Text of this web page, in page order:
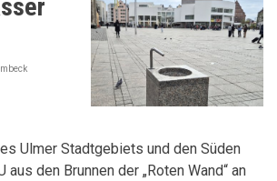
Ulmer Stadtgebiets und den Süden
den Brunnen der „Roten Wand“ an